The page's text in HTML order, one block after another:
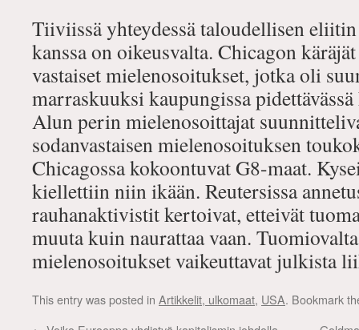
Tiiviissä yhteydessä taloudellisen
kanssa on oikeusvalta. Chicagon
vastaiset mielenosoitukset, jotka oli
marraskuuksi kaupungissa
Alun perin mielenosoittajat
sodanvastaisen mielenosoituksen
Chicagossa kokoontuvat G8-maat.
kiellettiin niin ikään. Reutersissa
rauhanaktivistit kertoivat, etteivät
muuta kuin naurattaa vaan.
mielenosoitukset vaikeuttavat julkista
This entry was posted in Artikkelit, ulkomaat, USA. Bookmark